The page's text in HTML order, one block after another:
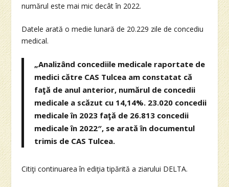
numărul este mai mic decât în 2022.
Datele arată o medie lunară de 20.229 zile de concediu
medical.
„Analizând concediile medicale raportate de
medici către CAS Tulcea am constatat că
faţă de anul anterior, numărul de concedii
medicale a scăzut cu 14,14%. 23.020 concedii
medicale în 2023 faţă de 26.813 concedii
medicale în 2022″, se arată în documentul
trimis de CAS Tulcea.
Citiţi continuarea în ediţia tipărită a ziarului DELTA.